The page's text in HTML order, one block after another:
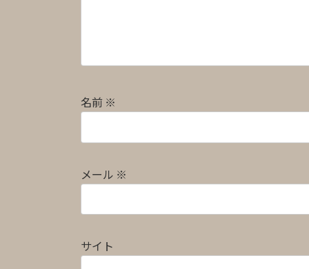
名前 ※
メール ※
サイト